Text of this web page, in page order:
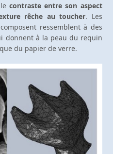
lecontraste entre son aspect
rêche au toucher. Les
ressemblent à des
donnent à la peau du requin
du papier de verre.